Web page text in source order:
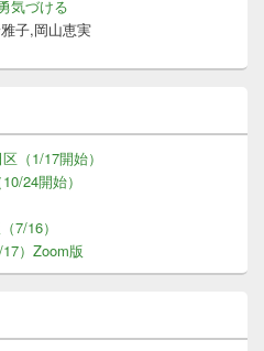
気づける
子,岡山恵実
（1/17開始）
24開始）
7/16）
）Zoom版